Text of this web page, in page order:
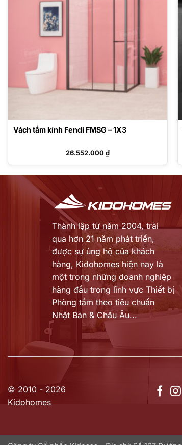
Vách tắm kính Fendi FMSG – 1X3
26.552.000₫
Thành lập từ năm 2004, trải
qua hơn 21 năm phát triển,
được sự ủng hộ của khách
hàng, Kidohomes hiện nay là
một trong những doanh nghiệp
hàng đầu trong lĩnh vực Thiết bị
Phòng tắm theo tiêu chuẩn
Nhật Bản & Châu Âu...
© 2010 - 2026
Kidohomes